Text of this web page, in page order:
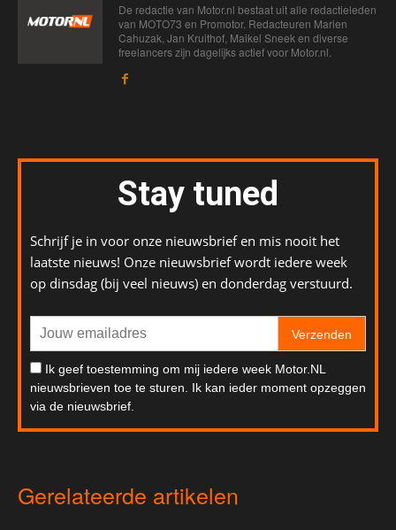
De redactie van Motor.nl bestaat uit alle redactieleden
van MOTO73 en Promotor. Redacteuren Marien
Cahuzak, Jan Kruithof, Maikel Sneek en diverse
freelancers zijn dagelijks actief voor Motor.nl.
Stay tuned
Schrijf je in voor onze nieuwsbrief en mis nooit het
laatste nieuws! Onze nieuwsbrief wordt iedere week
op dinsdag (bij veel nieuws) en donderdag verstuurd.
Verzenden
Ik geef toestemming om mij iedere week Motor.NL
nieuwsbrieven toe te sturen. Ik kan ieder moment opzeggen
via de nieuwsbrief.
Gerelateerde artikelen